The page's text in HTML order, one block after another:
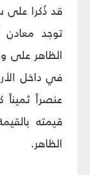
قد ذُكرا على
توجد معادن
الظاهر على
في داخل
عنصراً
قيمته
الظاهر.